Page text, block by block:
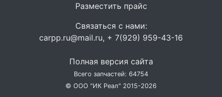
Разместить прайс
Связаться с нами:
carpp.ru@mail.ru, + 7(929) 959-43-16
Полная версия сайта
Всего запчастей: 64754
© ООО "ИК Реал" 2015-2026